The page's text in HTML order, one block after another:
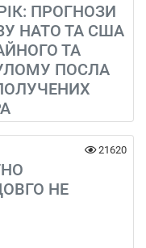
ПРОГНОЗИ
НАТО ТА США
ТА
ПОСЛА
21620
НЕ